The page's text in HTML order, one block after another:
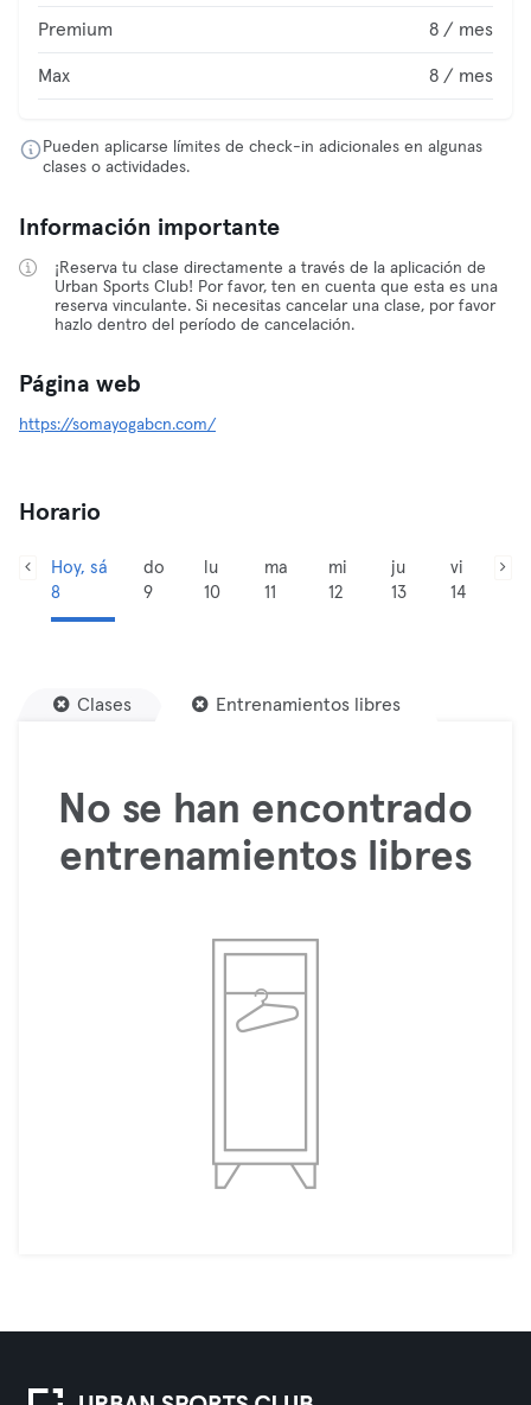
Premium 8 / mes
Max 8 / mes
Pueden aplicarse límites de check-in adicionales en algunas
clases o actividades.
Información importante
¡Reserva tu clase directamente a través de la aplicación de
Urban Sports Club! Por favor, ten en cuenta que esta es una
reserva vinculante. Si necesitas cancelar una clase, por favor
hazlo dentro del período de cancelación.
Página web
https://somayogabcn.com/
Horario
Hoy, sá
8
do
9
lu
10
ma
11
mi
12
ju
13
vi
14
Clases Entrenamientos libres
No se han encontrado
entrenamientos libres